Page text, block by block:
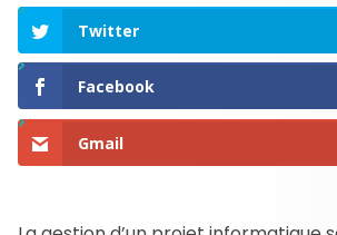
Twitter
Facebook
Gmail